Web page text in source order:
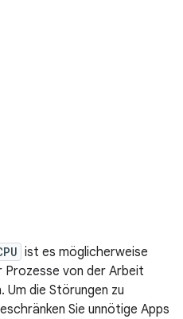
ist es möglicherweise
Prozesse von der Arbeit
Um die Störungen zu
Sie unnötige Apps